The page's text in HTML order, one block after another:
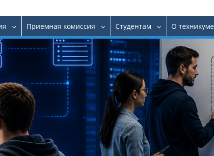
Приемная комиссия Студентам О техникуме